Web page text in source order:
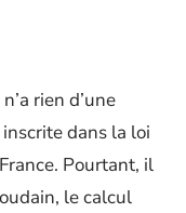
rien d’une
dans la loi
Pourtant, il
le calcul